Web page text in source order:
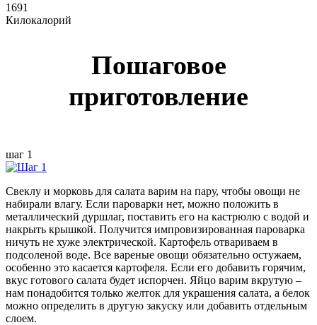
1691
Килокалорий
Пошаговое
приготовление
шаг 1
Свеклу и морковь для салата варим на пару, чтобы овощи не
набирали влагу. Если пароварки нет, можно положить в
металлический дуршлаг, поставить его на кастрюлю с водой и
накрыть крышкой. Получится импровизированная пароварка
ничуть не хуже электрической. Картофель отвариваем в
подсоленой воде. Все вареные овощи обязательно остужаем,
особенно это касается картофеля. Если его добавить горячим,
вкус готового салата будет испорчен. Яйцо варим вкрутую –
нам понадобится только желток для украшения салата, а белок
можно определить в другую закуску или добавить отдельным
слоем.